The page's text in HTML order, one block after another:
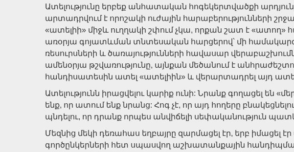
Ատելությունը երբեք անհատական հոգեկերտվածքի արդյունք
արտադրվում է որոշակի ուժային հարաբերությունների
«ատելիի» միջև ուղղակի շփում չկա, որքան շատ է «ատող»
առօրյա գոյատևման տնտեսական հարցերով՝ մի համակարգի
ռեսուրսների և ծառայությունների հավասար
ամենօրյա թշվառությունը, այնքան մեծանում է
հանդիսատեսին ատել «ատելիին» և վերարտադրել այդ
Ատելությունն իրացվելու կարիք ունի: Նրանք գողացել են
ենք, որ ատում ենք նրանց: Հոգ չէ, որ այդ հողերը
պնդելու, որ դրանք որպես անվիճելի սեփականություն
Մեզնից մեկի դեռահաս եղբայրը զարմացել էր, երբ իմացել
գործընկերների հետ սպասվող աշխատանքային